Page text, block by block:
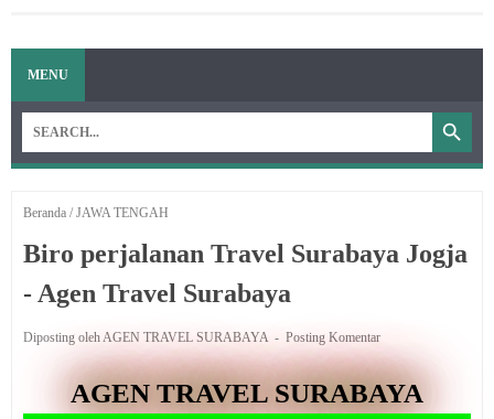
MENU
Beranda /JAWA TENGAH
Biro perjalanan Travel Surabaya Jogja
- Agen Travel Surabaya
Diposting oleh AGEN TRAVEL SURABAYA Posting Komentar
AGEN TRAVEL SURABAYA